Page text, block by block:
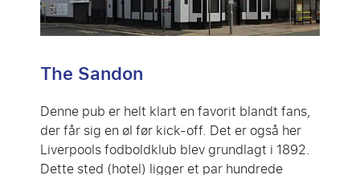
The Sandon
Denne pub er helt klart en favorit blandt fans,
der får sig en øl før kick-off. Det er også her
Liverpools fodboldklub blev grundlagt i 1892.
Dette sted (hotel) ligger et par hundrede